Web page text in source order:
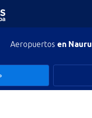
Aeropuertos en Nauru